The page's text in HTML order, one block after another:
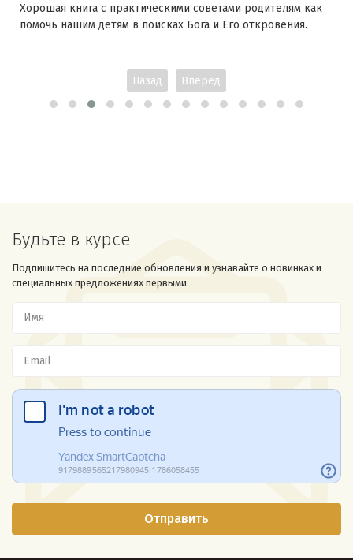
Хорошая книга с практическими советами родителям как
помочь нашим детям в поисках Бога и Его откровения.
Назад Вперед
Будьте в курсе
Подпишитесь на последние обновления и узнавайте о новинках и
специальных предложениях первыми